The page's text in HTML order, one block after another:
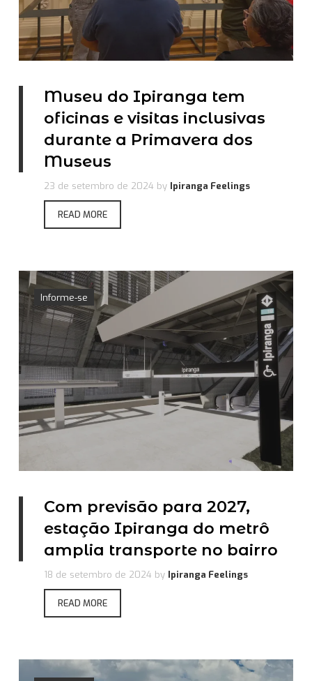
Museu do Ipiranga tem
oficinas e visitas inclusivas
durante a Primavera dos
Museus
23 de setembro de 2024 by Ipiranga Feelings
READ MORE
Informe-se
Com previsão para 2027,
estação Ipiranga do metrô
amplia transporte no bairro
18 de setembro de 2024 by Ipiranga Feelings
READ MORE